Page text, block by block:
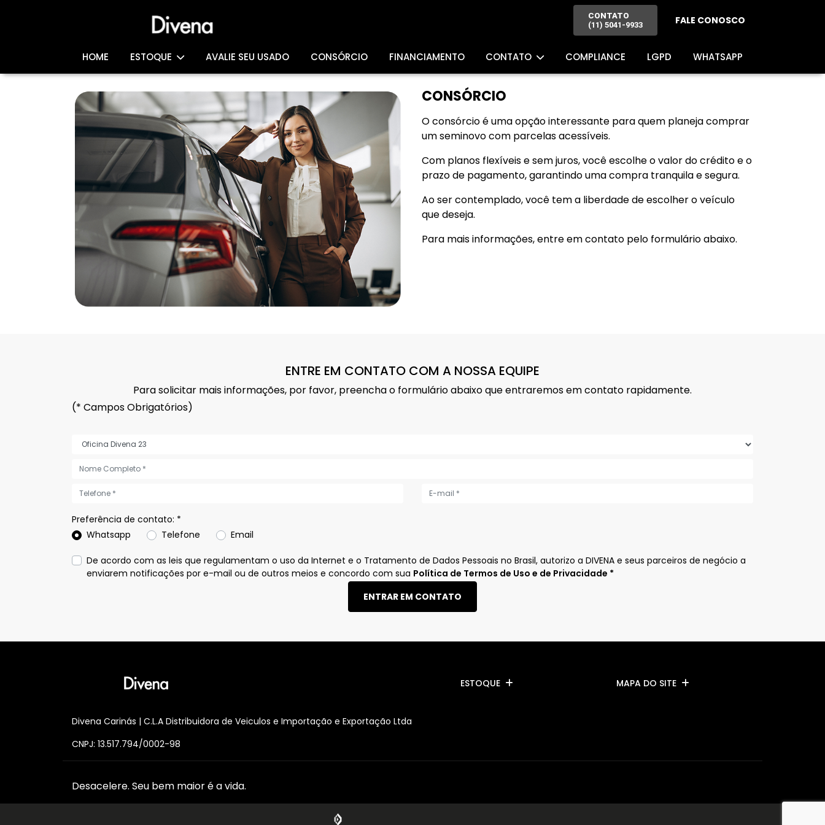
CONTATO
(11) 5041-9933
FALE CONOSCO
HOME ESTOQUE AVALIE SEU USADO CONSÓRCIO FINANCIAMENTO CONTATO COMPLIANCE LGPD WHATSAPP
CONSÓRCIO
O consórcio é uma opção interessante para quem planeja comprar
um seminovo com parcelas acessíveis.
Com planos flexíveis e sem juros, você escolhe o valor do crédito e o
prazo de pagamento, garantindo uma compra tranquila e segura.
Ao ser contemplado, você tem a liberdade de escolher o veículo
que deseja.
Para mais informações, entre em contato pelo formulário abaixo.
ENTRE EM CONTATO COM A NOSSA EQUIPE
Para solicitar mais informações, por favor, preencha o formulário abaixo que entraremos em contato rapidamente.
(* Campos Obrigatórios)
Preferência de contato: *
Whatsapp
Telefone Email
De acordo com as leis que regulamentam o uso da Internet e o Tratamento de Dados Pessoais no Brasil, autorizo a DIVENA e seus parceiros de negócio a
enviarem notificações por e-mail ou de outros meios e concordo com sua Política de Termos de Uso e de Privacidade *
ENTRAR EM CONTATO
ESTOQUE MAPA DO SITE
Divena Carinás | C.L.A Distribuidora de Veiculos e Importação e Exportação Ltda
CNPJ: 13.517.794/0002-98
Desacelere. Seu bem maior é a vida.